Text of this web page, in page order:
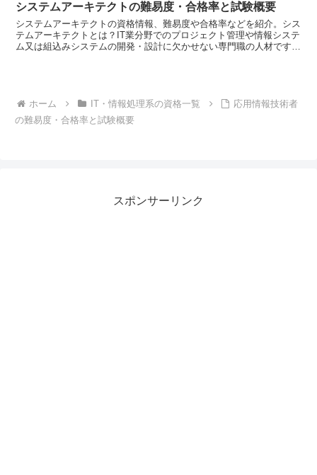
システムアーキテクトの難易度・合格率と試験概要
システムアーキテクトの資格情報、難易度や合格率などを紹介。シス
テムアーキテクトとは？IT業分野でのプロジェクト管理や情報システ
ム又は組込みシステムの開発・設計に欠かせない専門職の人材です。
ホーム IT・情報処理系の資格一覧
応用情報技術者
の難易度・合格率と試験概要
スポンサーリンク